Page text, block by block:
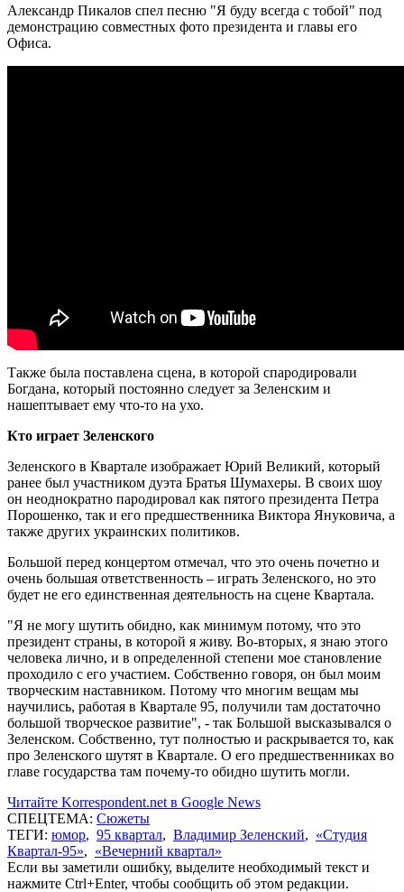
Александр Пикалов спел песню "Я буду всегда с тобой" под
демонстрацию совместных фото президента и главы его
Офиса.
Также была поставлена сцена, в которой спародировали
Богдана, который постоянно следует за Зеленским и
нашептывает ему что-то на ухо.
Кто играет Зеленского
Зеленского в Квартале изображает Юрий Великий, который
ранее был участником дуэта Братья Шумахеры. В своих шоу
он неоднократно пародировал как пятого президента Петра
Порошенко, так и его предшественника Виктора Януковича, а
также других украинских политиков.
Большой перед концертом отмечал, что это очень почетно и
очень большая ответственность – играть Зеленского, но это
будет не его единственная деятельность на сцене Квартала.
"Я не могу шутить обидно, как минимум потому, что это
президент страны, в которой я живу. Во-вторых, я знаю этого
человека лично, и в определенной степени мое становление
проходило с его участием. Собственно говоря, он был моим
творческим наставником. Потому что многим вещам мы
научились, работая в Квартале 95, получили там достаточно
большой творческое развитие", - так Большой высказывался о
Зеленском. Собственно, тут полностью и раскрывается то, как
про Зеленского шутят в Квартале. О его предшественниках во
главе государства там почему-то обидно шутить могли.
Читайте Korrespondent.net в Google News
СПЕЦТЕМА: Сюжеты
ТЕГИ: юмор, 95 квартал, Владимир Зеленский, «Студия
Квартал-95», «Вечерний квартал»
Если вы заметили ошибку, выделите необходимый текст и
нажмите Ctrl+Enter, чтобы сообщить об этом редакции.